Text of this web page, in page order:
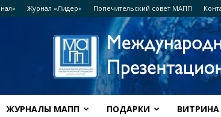
Журнал «Лидер» Попечительский совет МАПП
ЖУРНАЛЫ МАПП ПОДАРКИ ВИТРИНА